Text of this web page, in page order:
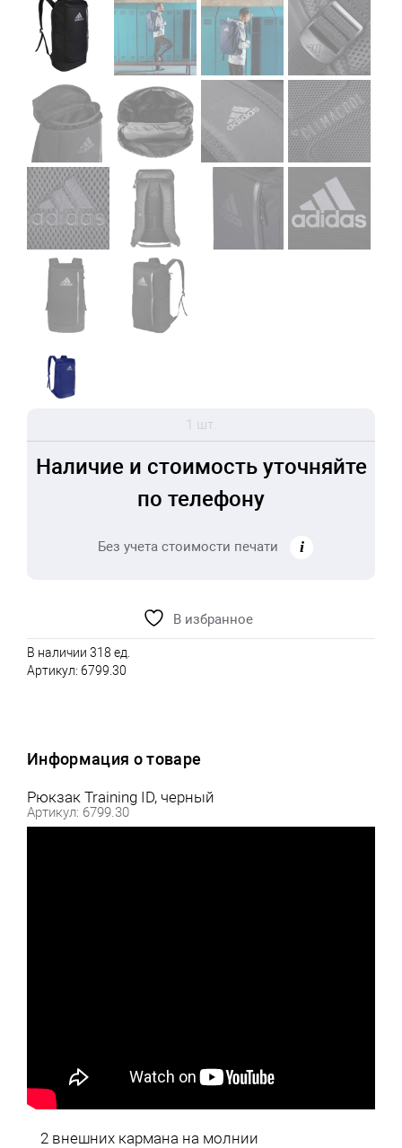
1 шт.
Наличие и стоимость уточняйте
по телефону
Без учета стоимости печати
В избранное
В наличии 318 ед.
Артикул: 6799.30
Информация о товаре
Рюкзак Training ID, черный
Артикул: 6799.30
2 внешних кармана на молнии